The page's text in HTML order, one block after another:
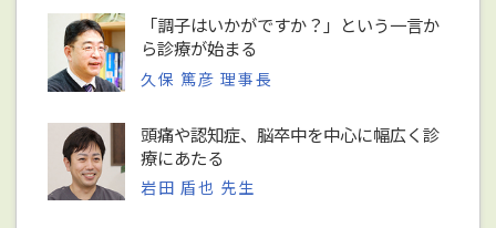
「調子はいかがですか？」という一言か
ら診療が始まる
久保 篤彦 理事長
頭痛や認知症、脳卒中を中心に幅広く診
療にあたる
岩田 盾也 先生